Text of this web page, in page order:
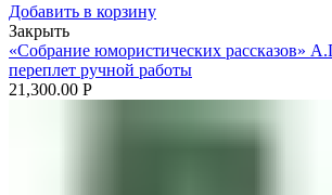
Добавить в корзину
Закрыть
«Собрание юмористических рассказов»
переплет ручной работы
21,300.00 Р